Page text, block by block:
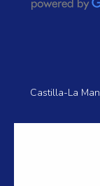
Castilla-La